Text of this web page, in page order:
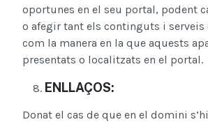
oportunes en el seu portal, podent
o afegir tant els continguts i serveis
com la manera en la que aquests
presentats o localitzats en el portal.
ENLLAÇOS:
Donat el cas de que en el domini